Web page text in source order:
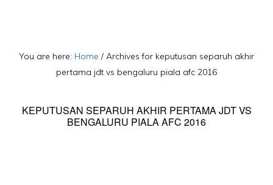
You are here: Home / Archives for keputusan separuh akhir
pertama jdt vs bengaluru piala afc 2016
KEPUTUSAN SEPARUH AKHIR PERTAMA JDT VS
BENGALURU PIALA AFC 2016